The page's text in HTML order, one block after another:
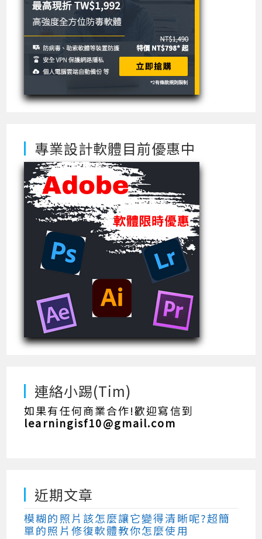
專業設計軟體目前優惠中
連絡小踢(Tim)
如果有任何商業合作!歡迎寫信到
learningisf10@gmail.com
近期文章
模糊的照片該怎麼讓它變得清晰呢?超簡
單的照片修復軟體教你怎麼使用